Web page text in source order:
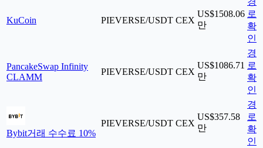
KuCoin PIEVERSE/USDT CEX
US$1508.06
만
로
확
인
PancakeSwap Infinity
CLAMM
PIEVERSE/USDT CEX
US$1086.71
만
경
로
확
인
Bybit거래 수수료 10%
PIEVERSE/USDT CEX
US$357.58
만
경
로
확
인